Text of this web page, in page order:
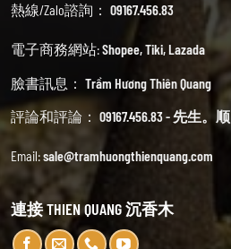
熱線/Zalo諮詢： 09167.456.83
電子商務網站:Shopee,Tiki,Lazada
臉書訊息： Trầm Hương Thiên Quang
評論和評論： 09167.456.83 - 先生。顺
Email:sale@tramhuongthienquang.com
連接 THIEN QUANG 沉香木